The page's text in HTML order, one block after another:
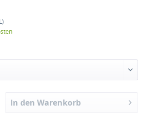
In den Warenkorb